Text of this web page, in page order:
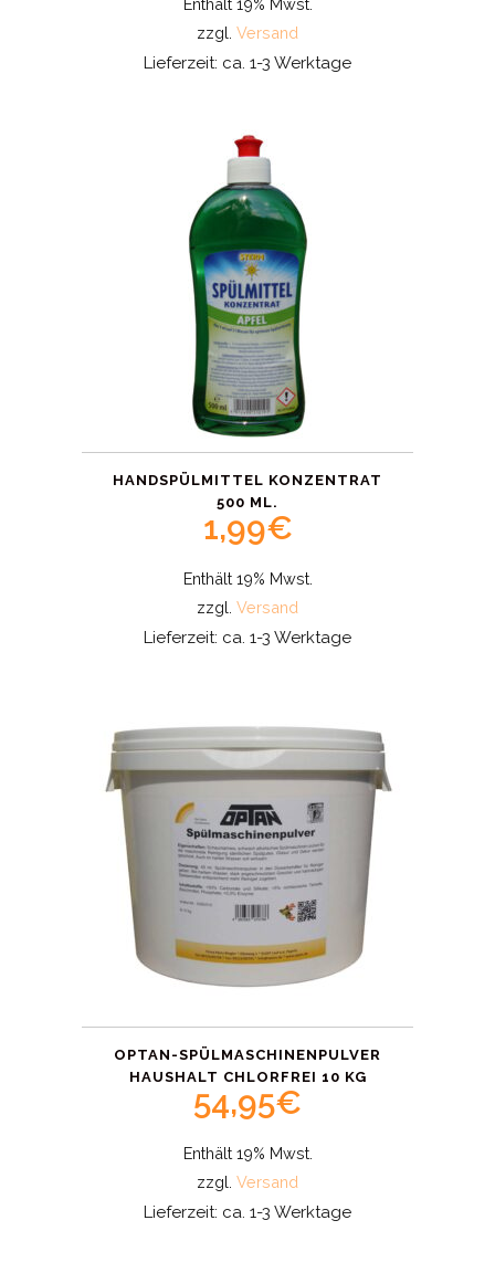
Enthält 19% Mwst.
zzgl. Versand
Lieferzeit: ca. 1-3 Werktage
HANDSPÜLMITTEL KONZENTRAT
500 ML.
1,99€
Enthält 19% Mwst.
zzgl. Versand
Lieferzeit: ca. 1-3 Werktage
OPTAN-SPÜLMASCHINENPULVER
HAUSHALT CHLORFREI 10 KG
54,95€
Enthält 19% Mwst.
zzgl. Versand
Lieferzeit: ca. 1-3 Werktage